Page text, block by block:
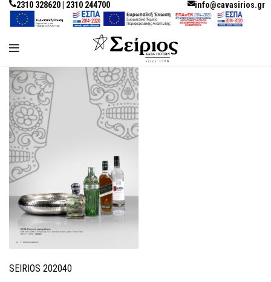
2310 328620 | 2310 244700 info@cavasirios.gr
SEIRIOS 202040